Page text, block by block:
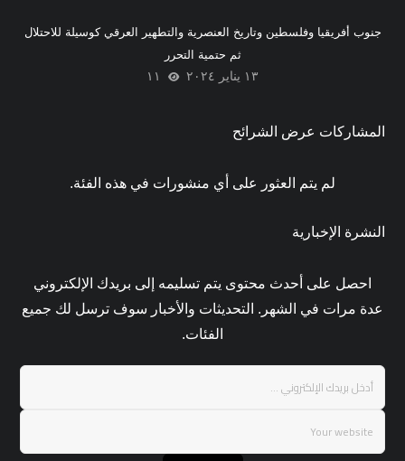
جنوب أفريقيا وفلسطين وتاريخ العنصرية والتطهير العرقي كوسيلة للاحتلال
ثم حتمية التحرر
١٣ يناير ٢٠٢٤ ١١
المشاركات عرض الشرائح
لم يتم العثور على أي منشورات في هذه الفئة.
النشرة الإخبارية
احصل على أحدث محتوى يتم تسليمه إلى بريدك الإلكتروني
عدة مرات في الشهر. التحديثات والأخبار سوف ترسل لك جميع
الفئات.